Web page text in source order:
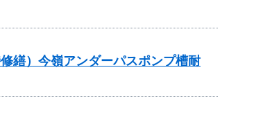
繕）今嶺アンダーパスポンプ槽耐